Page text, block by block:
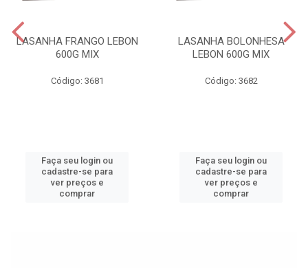
LASANHA FRANGO LEBON
600G MIX
Código: 3681
Faça seu login ou
cadastre-se para
ver preços e
comprar
LASANHA BOLONHESA
LEBON 600G MIX
Código: 3682
Faça seu login ou
cadastre-se para
ver preços e
comprar